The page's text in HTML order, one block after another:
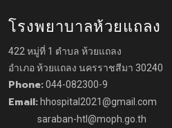
โรงพยาบาลห้วยแถลง
422 หมู่ที่ 1 ตำบล ห้วยแถลง
อำเภอ ห้วยแถลง นครราชสีมา 30240
Phone:044-082300-9
Email: hhospital2021@gmail.com
saraban-htl@moph.go.th